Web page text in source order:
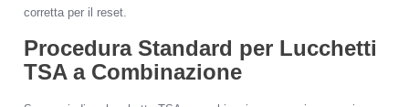
corretta per il reset.
Procedura Standard per Lucchetti
TSA a Combinazione